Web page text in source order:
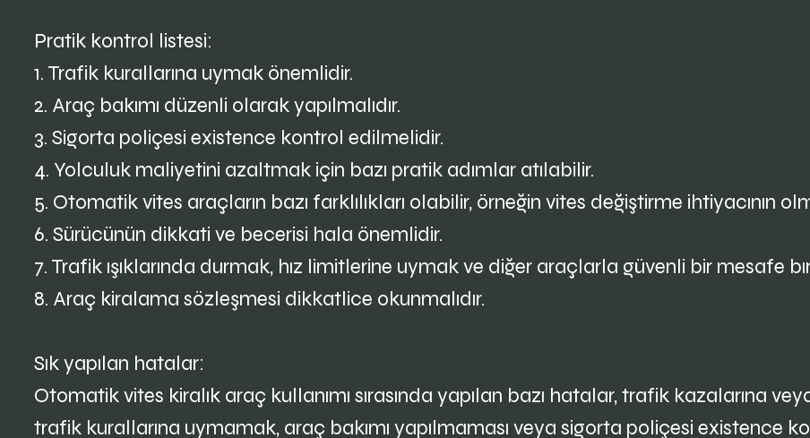
Pratik kontrol listesi:
1. Trafik kurallarına uymak önemlidir.
2. Araç bakımı düzenli olarak yapılmalıdır.
3. Sigorta poliçesi existence kontrol edilmelidir.
4. Yolculuk maliyetini azaltmak için bazı pratik adımlar atılabilir.
5. Otomatik vites araçların bazı farklılıkları olabilir, örneğin vites değiştirme ihtiyacının
6. Sürücünün dikkati ve becerisi hala önemlidir.
7. Trafik ışıklarında durmak, hız limitlerine uymak ve diğer araçlarla güvenli bir mesafe
8. Araç kiralama sözleşmesi dikkatlice okunmalıdır.
Sık yapılan hatalar:
Otomatik vites kiralık araç kullanımı sırasında yapılan bazı hatalar, trafik kazalarına
trafik kurallarına uymamak, araç bakımı yapılmaması veya sigorta poliçesi existence